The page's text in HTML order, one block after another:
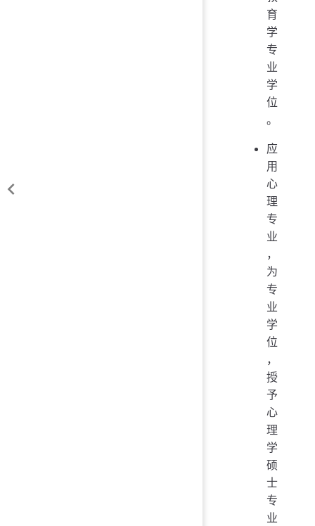
育
学
专
业
学
位
。
应
用
心
理
专
业
，
为
专
业
学
位
，
授
予
心
理
学
硕
士
专
业